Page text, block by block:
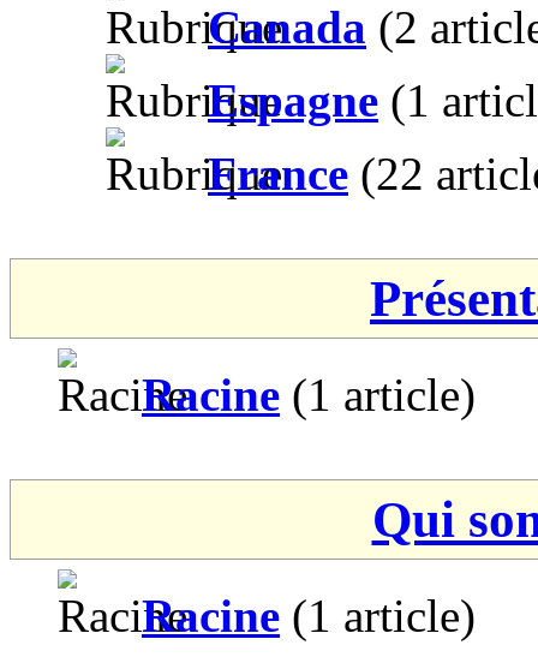
Canada (2
Espagne (1
France (22
Racine (1 article)
Qui
Racine (1 article)